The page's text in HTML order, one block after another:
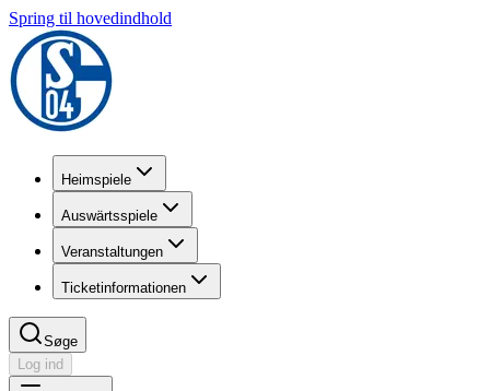
Spring til hovedindhold
Heimspiele
Auswärtsspiele
Veranstaltungen
Ticketinformationen
Søge
Log ind